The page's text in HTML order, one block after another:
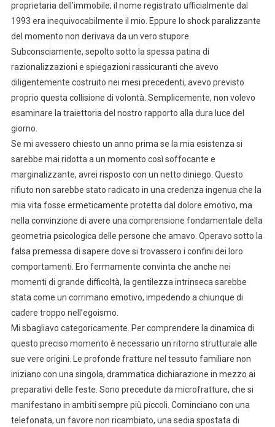
proprietaria dell’immobile; il nome registrato ufficialmente dal
1993 era inequivocabilmente il mio. Eppure lo shock paralizzante
del momento non derivava da un vero stupore.
Subconsciamente, sepolto sotto la spessa patina di
razionalizzazioni e spiegazioni rassicuranti che avevo
diligentemente costruito nei mesi precedenti, avevo previsto
proprio questa collisione di volontà. Semplicemente, non volevo
esaminare la traiettoria del nostro rapporto alla dura luce del
giorno.
Se mi avessero chiesto un anno prima se la mia esistenza si
sarebbe mai ridotta a un momento così soffocante e
marginalizzante, avrei risposto con un netto diniego. Questo
rifiuto non sarebbe stato radicato in una credenza ingenua che la
mia vita fosse ermeticamente protetta dal dolore emotivo, ma
nella convinzione di avere una comprensione fondamentale della
geometria psicologica delle persone che amavo. Operavo sotto la
falsa premessa di sapere dove si trovassero i confini dei loro
comportamenti. Ero fermamente convinta che anche nei
momenti di grande difficoltà, la gentilezza intrinseca sarebbe
stata come un corrimano emotivo, impedendo a chiunque di
cadere troppo nell’egoismo.
Mi sbagliavo categoricamente. Per comprendere la dinamica di
questo preciso momento è necessario un ritorno strutturale alle
sue vere origini. Le profonde fratture nel tessuto familiare non
iniziano con una singola, drammatica dichiarazione in mezzo ai
preparativi delle feste. Sono precedute da microfratture, che si
manifestano in ambiti sempre più piccoli. Cominciano con una
telefonata, un favore non ricambiato, una sedia spostata di